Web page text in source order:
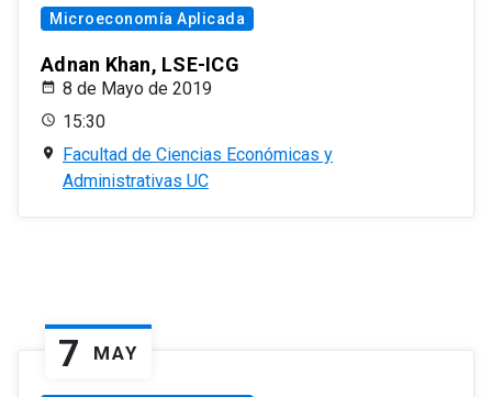
Microeconomía Aplicada
Adnan Khan, LSE-ICG
8 de Mayo de 2019
15:30
Facultad de Ciencias Económicas y
Administrativas UC
7 MAY